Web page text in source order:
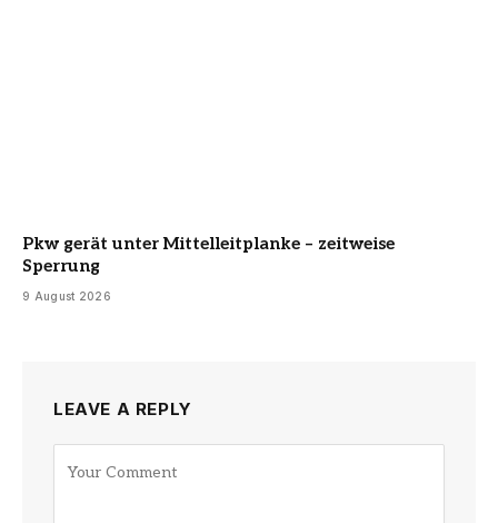
Pkw gerät unter Mittelleitplanke – zeitweise
Sperrung
9 August 2026
LEAVE A REPLY